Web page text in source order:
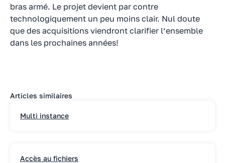
bras armé. Le projet devient par contre
technologiquement un peu moins clair. Nul doute
que des acquisitions viendront clarifier l’ensemble
dans les prochaines années!
Articles similaires
Multi instance
Accès au fichiers